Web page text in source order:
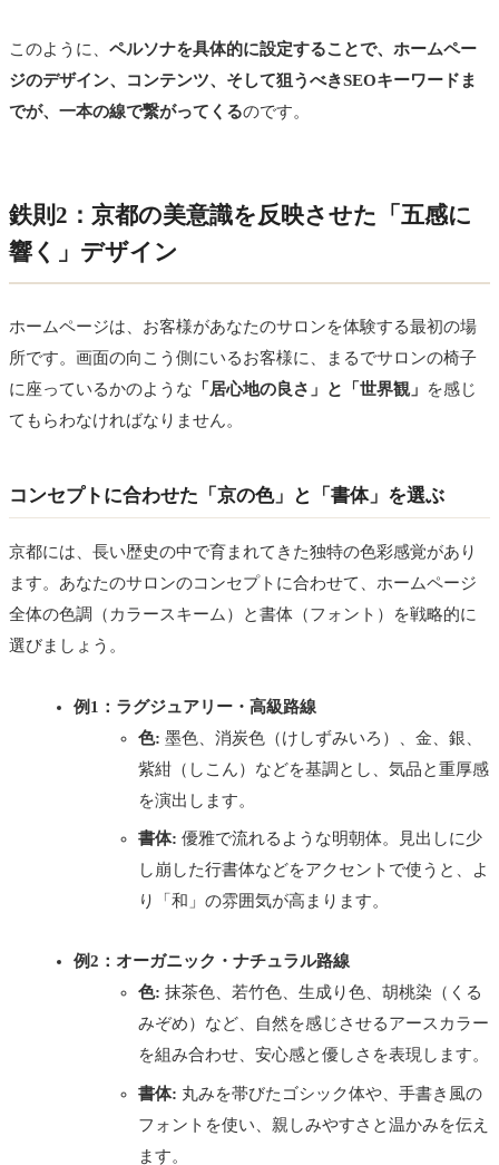
このように、 ペルソナを具体的に設定することで、ホームペー
ジのデザイン、コンテンツ、そして狙うべきSEOキーワードま
でが、一本の線で繋がってくるのです。
鉄則2：京都の美意識を反映させた「五感に
響く」デザイン
ホームページは、お客様があなたのサロンを体験する最初の場
所です。画面の向こう側にいるお客様に、まるでサロンの椅子
に座っているかのような 「居心地の良さ」と「世界観」
を感じ
てもらわなければなりません。
コンセプトに合わせた「京の色」と「書体」を選ぶ
京都には、長い歴史の中で育まれてきた独特の色彩感覚があり
ます。あなたのサロンのコンセプトに合わせて、ホームページ
全体の色調（カラースキーム）と書体（フォント）を戦略的に
選びましょう。
例1：ラグジュアリー・高級路線
色: 墨色、消炭色（けしずみいろ）、金、銀、
紫紺（しこん）などを基調とし、気品と重厚感
を演出します。
書体: 優雅で流れるような明朝体。見出しに少
し崩した行書体などをアクセントで使うと、よ
り「和」の雰囲気が高まります。
例2：オーガニック・ナチュラル路線
色: 抹茶色、若竹色、生成り色、胡桃染（くる
みぞめ）など、自然を感じさせるアースカラー
を組み合わせ、安心感と優しさを表現します。
書体: 丸みを帯びたゴシック体や、手書き風の
フォントを使い、親しみやすさと温かみを伝え
ます。